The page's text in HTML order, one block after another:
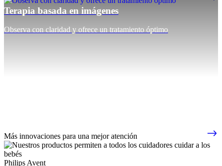
Terapia basada en imágenes
Observa con claridad y ofrece un tratamiento óptimo
Más innovaciones para una mejor atención
Philips Avent